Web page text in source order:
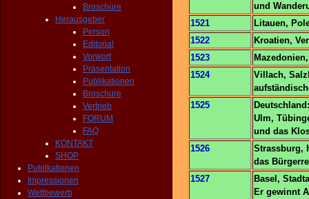
Broschüre
Herausgeber
Person
Editorial
Vorwort
Präsentation
Publikationen
Broschüre
Vertrieb
FORUM
FAQ
KONTAKT
SHOP
Publikationen
Impressionen
Wettbewerb
und
1521
Litauen,
1522
Kroatien,
1523
1524
Villach,
1525
Ulm,
und das
1526
Strassburg,
das
1527
Basel,
Er gewinnt